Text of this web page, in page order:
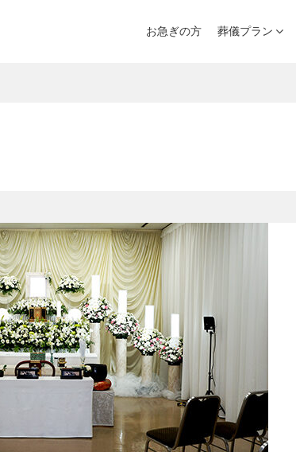
お急ぎの方 葬儀プラン